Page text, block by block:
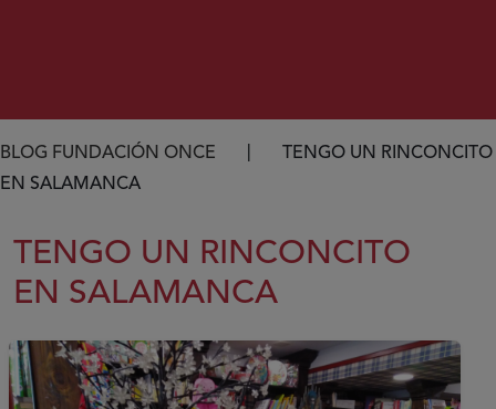
Ruta de navegación
BLOG FUNDACIÓN ONCE
TENGO UN RINCONCITO
EN SALAMANCA
TENGO UN RINCONCITO
EN SALAMANCA